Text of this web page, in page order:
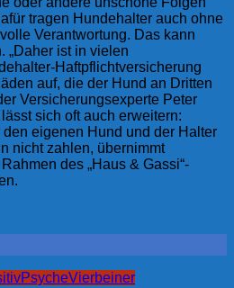
tragen Hundehalter auch ohne
Verantwortung. Das kann
„Daher ist in vielen
Haftpflichtversicherung
auf, die der Hund an Dritten
Versicherungsexperte Peter
sich oft auch erweitern:
eigenen Hund und der Halter
nicht zahlen, übernimmt
des „Haus & Gassi“-
PsycheVierbeiner